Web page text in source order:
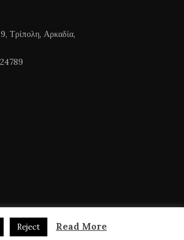
Τρίπολη, Αρκαδία,
Reject Read More